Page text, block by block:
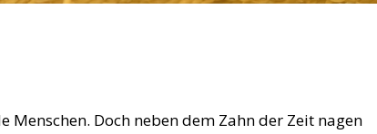
Menschen. Doch neben dem Zahn der Zeit nagen